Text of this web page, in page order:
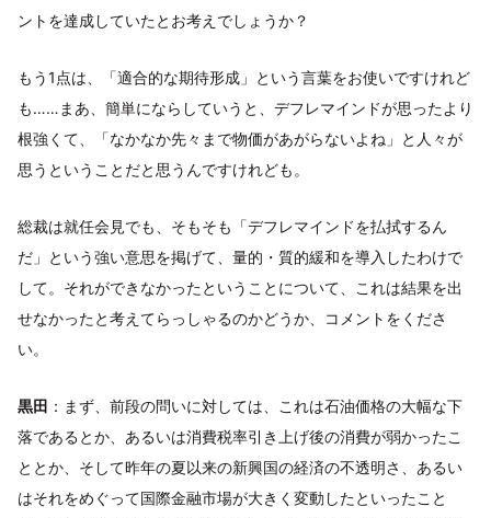
ントを達成していたとお考えでしょうか？
もう1点は、「適合的な期待形成」という言葉をお使いですけれど
も……まあ、簡単にならしていうと、デフレマインドが思ったより
根強くて、「なかなか先々まで物価があがらないよね」と人々が
思うということだと思うんですけれども。
総裁は就任会見でも、そもそも「デフレマインドを払拭するん
だ」という強い意思を掲げて、量的・質的緩和を導入したわけで
して。それができなかったということについて、これは結果を出
せなかったと考えてらっしゃるのかどうか、コメントをくださ
い。
黒田 ：まず、前段の問いに対しては、これは石油価格の大幅な下
落であるとか、あるいは消費税率引き上げ後の消費が弱かったこ
ととか、そして昨年の夏以来の新興国の経済の不透明さ、あるい
はそれをめぐって国際金融市場が大きく変動したといったこと